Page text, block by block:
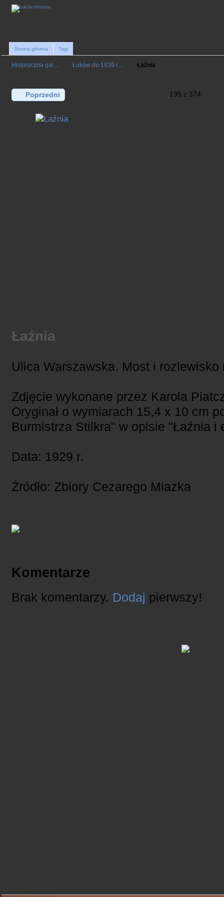
Strona główna Tagi
Historyczna gal… Łuków do 1939 r… Łaźnia
Poprzedni 195 z 374
Łaźnia
Ulica Warszawska. Most i rozlewisko
Zdjęcie wykonane przez Karola
Oryginał o wymiarach 15,4 x 10 cm
Burmistrza Stilkra" w opisie "Łaźnia i
Data: 1929 r.
Źródło: Zbiory Cezarego Miazka
Komentarze
Brak komentarzy. Dodaj pierwszy!